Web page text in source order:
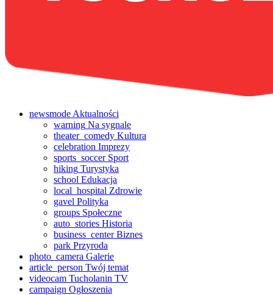
newsmode Aktualności
warning Na sygnale
theater_comedy Kultura
celebration Imprezy
sports_soccerSport
hiking Turystyka
school Edukacja
local_hospital Zdrowie
gavel Polityka
groups Społeczne
auto_stories Historia
business_centerBiznes
park Przyroda
photo_camera Galerie
article_person Twój temat
videocam Tucholanin TV
campaign Ogłoszenia